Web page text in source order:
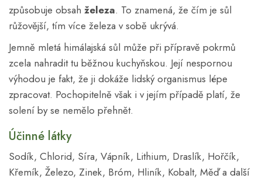
způsobuje obsah železa. To znamená, že čím je sůl
růžovější, tím více železa v sobě ukrývá.
Jemně mletá himálajská sůl může při přípravě pokrmů
zcela nahradit tu běžnou kuchyňskou. Její nespornou
výhodou je fakt, že ji dokáže lidský organismus lépe
zpracovat. Pochopitelně však i v jejím případě platí, že
solení by se nemělo přehnět.
Účinné látky
Sodík, Chlorid, Síra, Vápník, Lithium, Draslík, Hořčík,
Křemík, Železo, Zinek, Bróm, Hliník, Kobalt, Měď a další